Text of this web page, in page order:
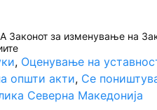
за изменување на
, Оценување на
општи акти, Се
Северна Македонија